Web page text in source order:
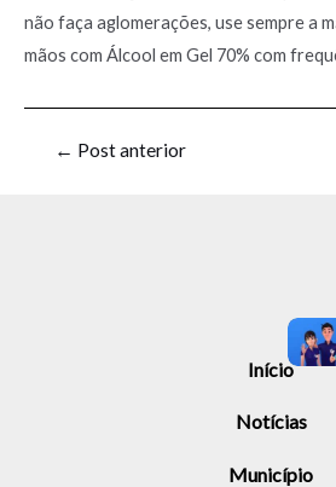
não faça aglomerações, use sempre a
mãos com Álcool em Gel 70% com
← Post anterior
Início
Notícias
Município